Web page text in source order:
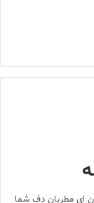
آراسته به زمرد
ای مطربان دف شما